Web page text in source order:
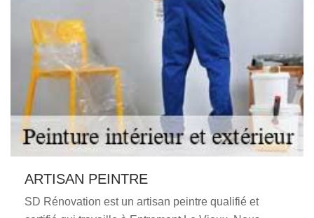
ARTISAN PEINTRE
SD Rénovation est un artisan peintre qualifié et